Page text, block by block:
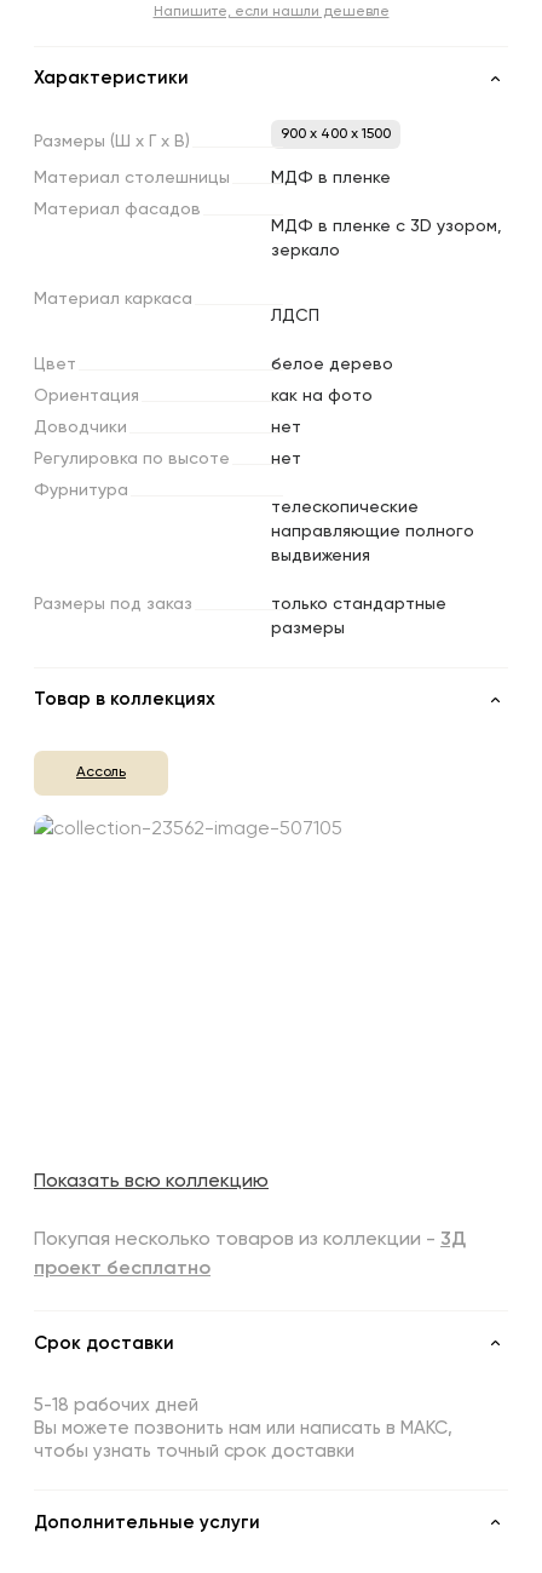
Напишите, если нашли дешевле
Характеристики
Размеры (Ш х х В) 900 x 400 x 1500
Материал столешницы
МДФ в пленке
Материал фасадов
МДФ в пленке с 3D узором,
зеркало
Материал каркаса
ЛДСП
Цвет
белое дерево
Ориентация
как на фото
Доводчики
нет
Регулировка по высоте
нет
Фурнитура
телескопические
направляющие полного
выдвижения
Размеры под заказ
только стандартные
размеры
Товар в коллекциях
Ассоль
Показать всю коллекцию
Покупая несколько товаров из коллекции - 3Д
проект бесплатно
Срок доставки
5-18 рабочих дней
Вы можете позвонить нам или написать в МАКС,
чтобы узнать точный срок доставки
Дополнительные услуги